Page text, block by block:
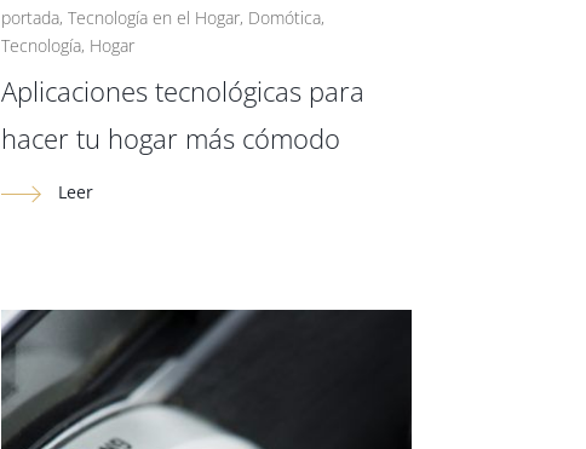
portada,Tecnología en el Hogar, Domótica,
Tecnología, Hogar
Aplicaciones tecnológicas para
hacer tu hogar más cómodo
Leer